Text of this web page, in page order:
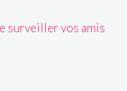
surveiller vos amis